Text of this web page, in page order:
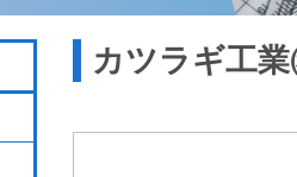
カツラギ工業